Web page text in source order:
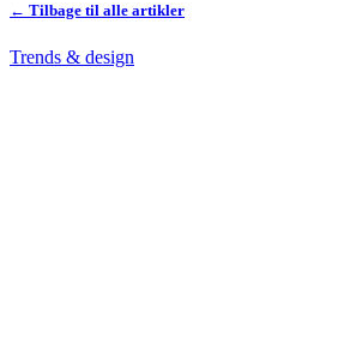
← Tilbage til alle artikler
Trends & design